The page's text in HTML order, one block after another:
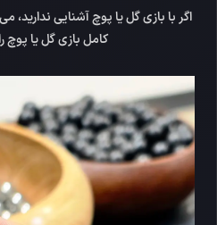
اگر با بازی گل یا پوچ آشنایی ندارید،
کامل بازی گل یا پوچ